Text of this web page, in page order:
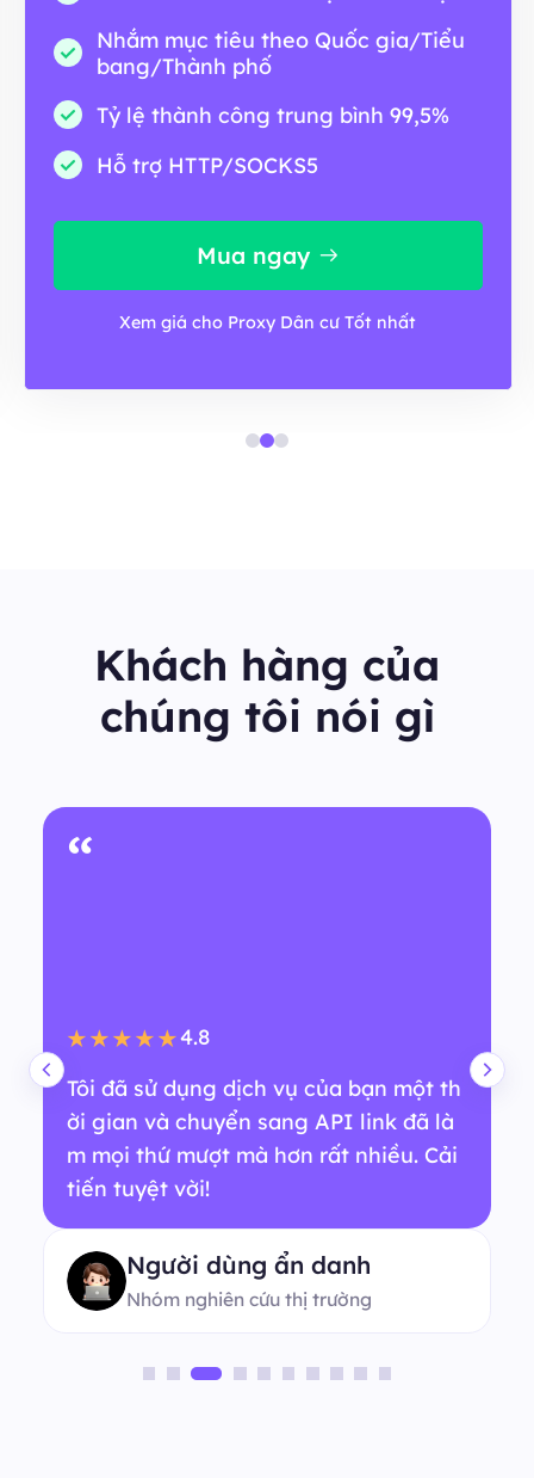
Nhắm mục tiêu theo Quốc gia/Tiểu
bang/Thành phố
Tỷ lệ thành công trung bình 99,5%
Hỗ trợ HTTP/SOCKS5
Mua ngay
Xem giá cho Proxy Dân cư Tốt nhất
Khách hàng của
chúng tôi nói gì
“
★★★★★4.8
Tôi đã sử dụng dịch vụ của bạn một th
ời gian và chuyển sang API link đã là
m mọi thứ mượt mà hơn rất nhiều. Cải
tiến tuyệt vời!
Người dùng ẩn danh
Nhóm nghiên cứu thị trường